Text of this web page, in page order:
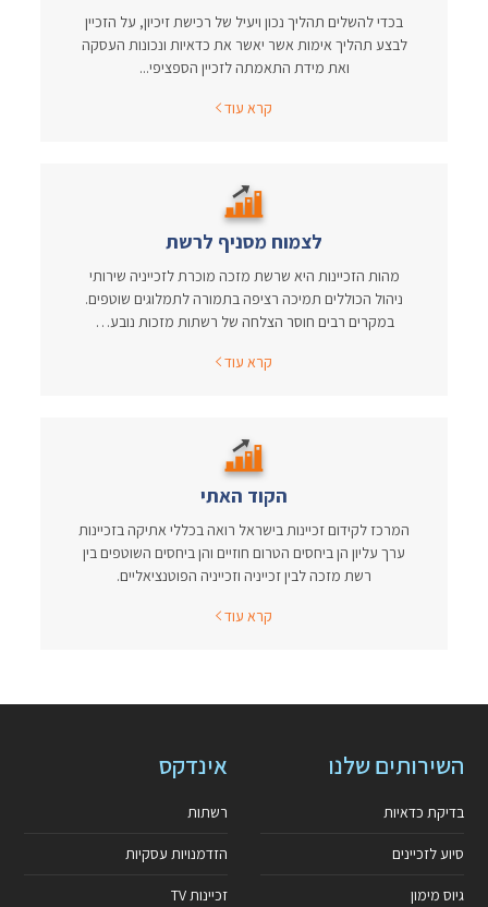
בכדי להשלים תהליך נכון ויעיל של רכישת זיכיון, על הזכיין
לבצע תהליך אימות אשר יאשר את כדאיות ונכונות העסקה
ואת מידת התאמתה לזכיין הספציפי...
קרא עוד
לצמוח מסניף לרשת
מהות הזכיינות היא שרשת מזכה מוכרת לזכייניה שירותי
ניהול הכוללים תמיכה רציפה בתמורה לתמלוגים שוטפים.
במקרים רבים חוסר הצלחה של רשתות מזכות נובע…
קרא עוד
הקוד האתי
המרכז לקידום זכיינות בישראל רואה בכללי אתיקה בזכיינות
ערך עליון הן ביחסים הטרום חוזיים והן ביחסים השוטפים בין
רשת מזכה לבין זכייניה וזכייניה הפוטנציאליים.
קרא עוד
השירותים שלנו
בדיקת כדאיות
סיוע לזכיינים
גיוס מימון
אינדקס
רשתות
הזדמנויות עסקיות
זכיינות TV